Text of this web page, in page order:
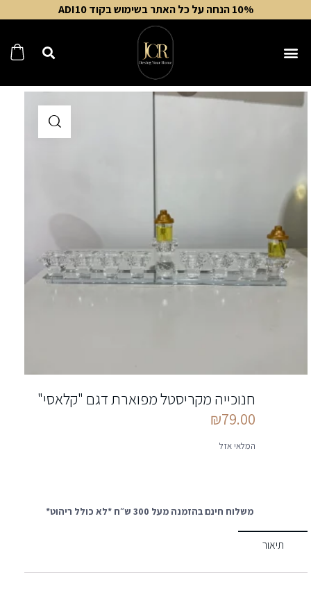
10% הנחה על כל האתר בשימוש בקוד ADI10
חנוכייה מקריסטל מפוארת דגם "קלאסי"
₪79.00
המלאי אזל
משלוח חינם בהזמנה מעל 300 ש״ח *לא כולל ריהוט*
תיאור